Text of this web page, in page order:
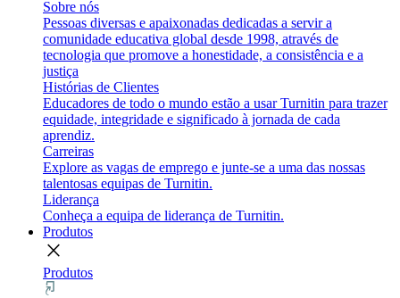
Sobre nós
Pessoas diversas e apaixonadas dedicadas a servir a
comunidade educativa global desde 1998, através de
tecnologia que promove a honestidade, a consistência e a
justiça
Histórias de Clientes
Educadores de todo o mundo estão a usar Turnitin para trazer
equidade, integridade e significado à jornada de cada
aprendiz.
Carreiras
Explore as vagas de emprego e junte-se a uma das nossas
talentosas equipas de Turnitin.
Liderança
Conheça a equipa de liderança de Turnitin.
Produtos
close
Produtos